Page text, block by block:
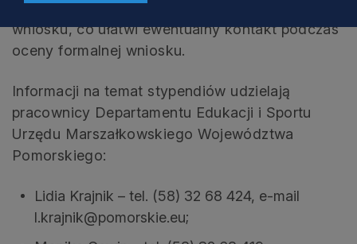
Proponujemy zachowanie kopii wysłanego
wniosku, co ułatwi ewentualny kontakt podczas
oceny formalnej wniosku.
Informacji na temat stypendiów udzielają
pracownicy Departamentu Edukacji i Sportu
Urzędu Marszałkowskiego Województwa
Pomorskiego:
Lidia Krajnik – tel. (58) 32 68 424, e-mail
l.krajnik@pomorskie.eu;